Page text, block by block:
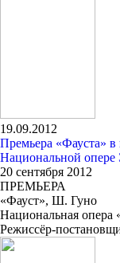
19.09.2012
Премьера «Фауста»
Национальной опере
20 сентября 2012
ПРЕМЬЕРА
«Фауст», Ш. Гуно
Национальная опера
Режиссёр-